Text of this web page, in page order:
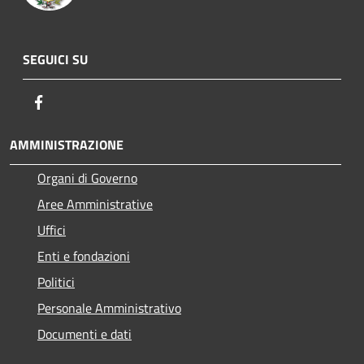
SEGUICI SU
AMMINISTRAZIONE
Organi di Governo
Aree Amministrative
Uffici
Enti e fondazioni
Politici
Personale Amministrativo
Documenti e dati